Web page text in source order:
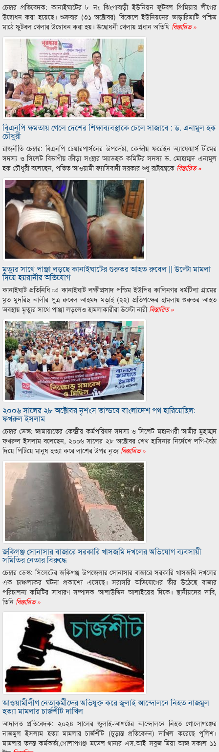
চেম্বার প্রতিবেদক: কানাইঘাটের ৮ নং ঝিংগাবাড়ী ইউনিয়ন ফুটবল প্রিমিয়ার লীগের
উদ্বোধন করা হয়েছে। শুক্রবার (৩১ অক্টোবর) বিকেলে ইউনিয়নের ভাড়ারিমাটি পশ্চিম
মাঠে ফুটবল খেলার উদ্বোধন করা হয়। উদ্বোধনী খেলায় প্রধান অতিথি বিস্তারিত »
বিএনপি ক্ষমতায় গেলে দেশের শিক্ষাব্যবস্থাকে ঢেলে সাজাবে : ড. এনামুল হক
চৌধুরী
রাজনীতি চেম্বার: বিএনপি চেয়ারপার্সনের উপদেষ্টা, কেন্দ্রীয় ফরেইন অ্যাফেয়ার্স টীমের
সদস্য ও সিলেট বিভাগীয় ক্রীড়া সংস্থার অ্যাডহক কমিটির সদস্য ড. মোহাম্মদ এনামুল
হক চৌধুরী বলেছেন, পতিত আওয়ামী ফ্যাসিবাদী সরকার শুধু রাষ্ট্রযন্ত্রকে বিস্তারিত »
মৃত্যুর সাথে পাঞ্জা লড়ছে কানাইঘাটের গুরুতর আহত রুবেল || উল্টো মামলা
দিয়ে হয়রানীর অভিযোগ
কানাইঘাট প্রতিনিধি ঃ কানাইঘাট লক্ষীপ্রসাদ পশ্চিম ইউপির কালিনগর ধর্মটিলা গ্রামের
মৃত মুদরিছ আলীর পুত্র রুবেল আহমদ মড়াই (২২) প্রতিপক্ষের হামলায় গুরুতর আহত
অবস্থায় মৃত্যুর সাথে পাঞ্জা লড়লেও হামলাকারীরা উল্টো নারীবিস্তারিত »
২০০৬ সালের ২৮ অক্টোবর নৃশংস তান্ডবে বাংলাদেশ পথ হারিয়েছিল:
ফখরুল ইসলাম
চেম্বার ডেস্ক: জামায়াতের কেন্দ্রীয় কর্মপরিষদ সদস্য ও সিলেট মহানগরী আমীর মুহাম্মদ
ফখরুল ইসলাম বলেছেন, ২০০৬ সালের ২৮ অক্টোবর শেখ হাসিনার নির্দেশে লগি-বৈঠা
দিয়ে পিটিয়ে মানুষ হত্যা করে লাশের উপর নৃত্যবিস্তারিত »
জকিগঞ্জ সোনাসার বাজারে সরকারি খাসজমি দখলের অভিযোগ ব্যবসায়ী
সমিতির নেতার বিরুদ্ধে
চেম্বার ডেস্ক: সিলেটের জকিগঞ্জ উপজেলার সোনাসার বাজারে সরকারি খাসজমি দখলের
এক চাঞ্চল্যকর ঘটনা প্রকাশ্যে এসেছে। সরাসরি অভিযোগের তীর উঠেছে বাজার
পরিচালনা কমিটির সাধারণ সম্পাদক আলাউদ্দিন আলাইয়ের দিকে। স্থানীয়দের দাবি,
তিনি বিস্তারিত »
আওয়ামীলীগ নেতাকর্মীদের অভিযুক্ত করে জুলাই আন্দোলনে নিহত নাজমুল
হত্যা মামলার চার্জশীট দাখিল
আদালত প্রতিবেদক: ২০২৪ সালের জুলাই-আগষ্টের আন্দোলনে নিহত গোলােগঞ্জের
নাজমুল ইসলাম হত্যা মামলার চার্জশীট (চুড়ান্ত প্রতিবেদন) দাখিল করেছে পুলিশ।
মামলার তদন্ত কর্মকর্তা,গোলাপগঞ্জ মডেল থানার এস.আই সবুজ মিয়া আজ সকাল ১১